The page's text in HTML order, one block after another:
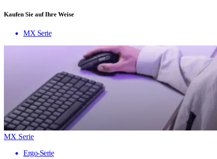
Kaufen Sie auf Ihre Weise
MX Serie
MX Serie
Ergo-Serie